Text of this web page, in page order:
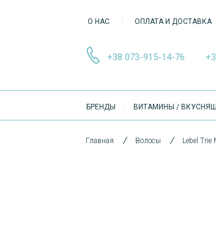
О НАС ОПЛАТА И ДОСТАВКА
+38 073-915-14-76
НАВІҐАЦІЯ
БРЕНДЫ ВИТАМИНЫ /
Главная Волосы Lebel